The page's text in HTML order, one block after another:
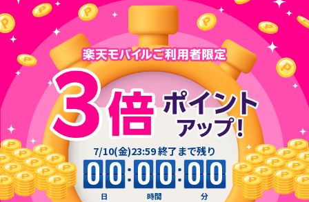
7/10(金)23:59 終了まで残り
00
日
00
時間
00
分